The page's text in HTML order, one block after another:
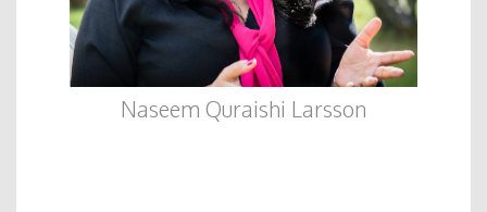
Naseem Quraishi Larsson